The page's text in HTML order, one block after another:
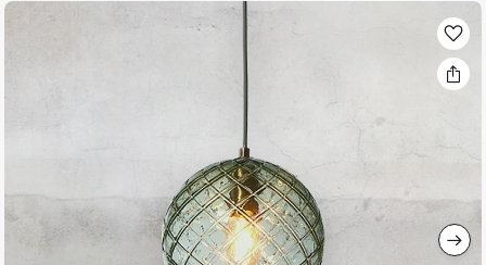
Skip
the
end
gallery